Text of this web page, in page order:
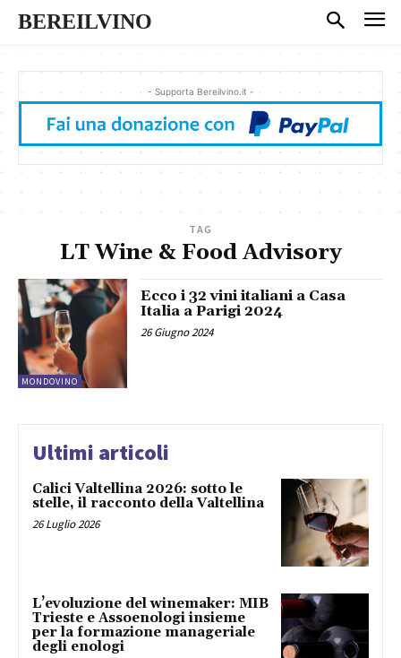
BEREILVINO
- Supporta Bereilvino.it -
TAG
LT Wine & Food Advisory
MONDOVINO
Ecco i 32 vini italiani a Casa
Italia a Parigi 2024
26 Giugno 2024
Ultimi articoli
Calici Valtellina 2026: sotto le
stelle, il racconto della Valtellina
26 Luglio 2026
L’evoluzione del winemaker: MIB
Trieste e Assoenologi insieme
per la formazione manageriale
degli enologi